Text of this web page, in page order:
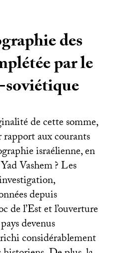
des
par le
soviétique
de cette somme,
aux courants
israélienne, en
Vashem? Les
depuis
de l’Estet l’ouverture
devenus
considérablement